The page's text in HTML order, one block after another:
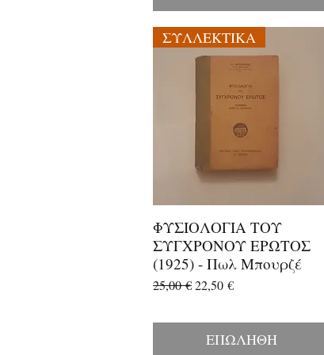
Γρήγορη προβολή
ΣΥΛΛΕΚΤΙΚΑ
ΦΥΣΙΟΛΟΓΙΑ ΤΟΥ
ΣΥΓΧΡΟΝΟΥ ΕΡΩΤΟΣ
(1925) - Πωλ Μπουρζέ
Κανονική τιμή
25,00 €Τιμή Έκπτωσης
22,50 €
ΕΠΩΛΗΘΗ